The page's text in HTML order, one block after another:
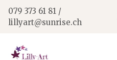
079 373 61 81 /
lillyart@sunrise.ch